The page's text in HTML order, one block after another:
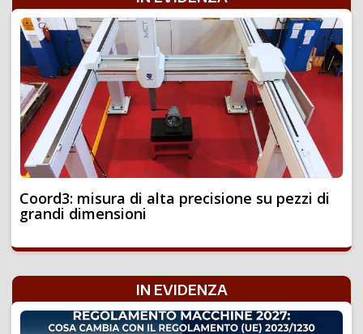
Coord3: misura di alta precisione su pezzi di
grandi dimensioni
IN EVIDENZA